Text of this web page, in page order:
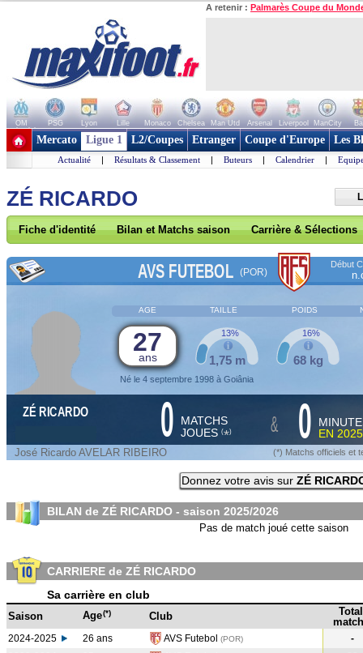
A retenir : Palmarès Coupe du
OM PSG Lyon Lille Monaco Chelsea Man Utd Arsenal Liverpool ManCity
+ de clubs
Mercato Ligue 1 L2/Coupes Etranger Coupe d'Europe Les
Actualité | Résultats & Classement | Buteurs | Calendrier |
ZÉ RICARDO
Fiche d'identité Bilan et Matchs saison Carrière & Sélections
AVS FUTEBOL (POR)
Début
AGE TAILLE POIDS
27
ans
Né le 4 septembre 1998 à Goiânia
1,75 m
13%
68 kg
16%
ZÉ RICARDO 0 MATCHS
JOUES (*) & 0
EN
José Ricardo AVELAR RIBEIRO (*) Matchs officiels et
Donnez votre avis sur ZÉ
BILAN de ZÉ RICARDO - saison 2025/2026
Pas de match joué cette saison
CARRIERE de ZÉ RICARDO
Sa carrière en club
Saison Age(*) Club
Total
2024-2025 26 ans AVS Futebol (POR)
-